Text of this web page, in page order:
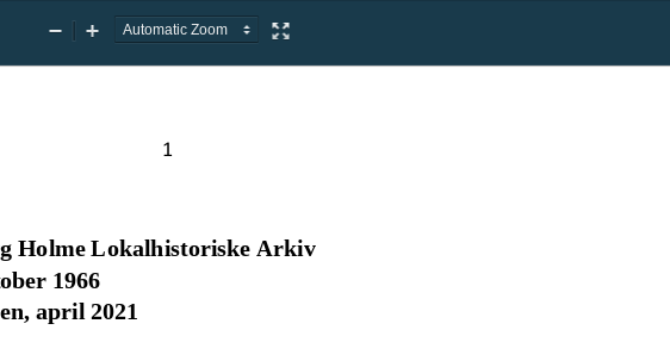
ZoomZoom
Presentation
1
Holme Lokalhistoriske Arkiv
1966
april 2021